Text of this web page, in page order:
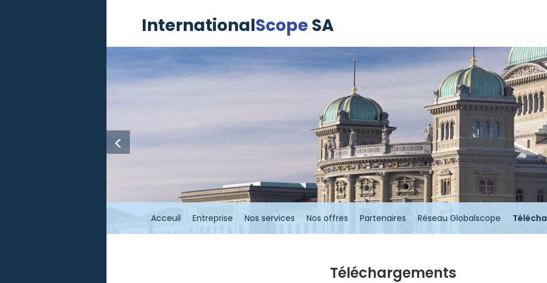
InternationalScope SA
<
Acceuil Entreprise Nos services Nos offres Partenaires Réseau Globalscope
Téléchargements